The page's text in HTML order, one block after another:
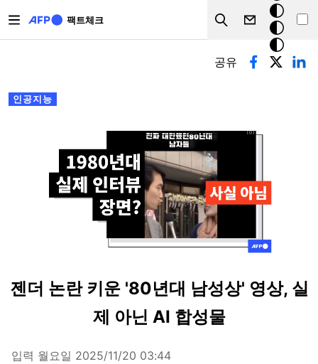
팩트체크
Search
크
모
드
기본탭
인공지능
공유
젠더 논란 키운 '80년대 남성상' 영상, 실
제 아닌 AI 합성물
입력 월요일 2025/11/20 03:44